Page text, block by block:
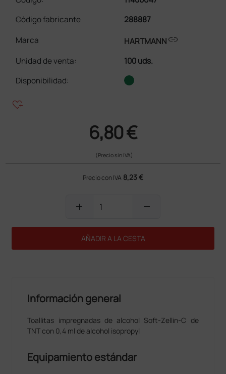
Código fabricante
288887
Marca
HARTMANNlink
Unidad de venta:
100 uds.
Disponibilidad:
heart_plus
6,80 €
(Precio sin IVA)
Precio con IVA 8,23 €
add remove
AÑADIR A LA CESTA
Información general
Toallitas impregnadas de alcohol Soft-Zellin-C de
TNT con 0,4 ml de alcohol isopropyl
Equipamiento estándar